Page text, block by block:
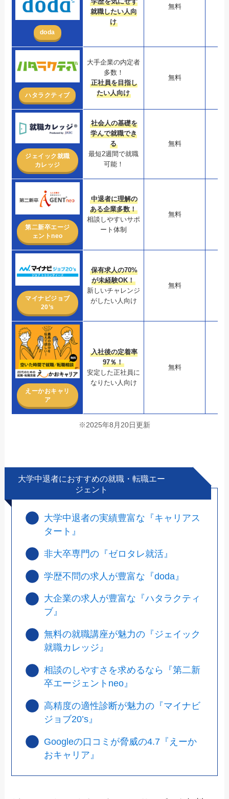
doda
就職したい人向
け
無料
ハタラクティブ
大手企業の内定者
多数！
正社員を目指し
たい人向け
無料
ジェイック就職
カレッジ
社会人の基礎を
学んで就職でき
る
最短2週間で就職
可能！
無料
第二新卒エージ
ェントneo
中退者に理解の
ある企業多数！
相談しやすいサポ
ート体制
無料
マイナビジョブ
20’s
保有求人の70%
が未経験OK！
新しいチャレンジ
がしたい人向け
無料
えーかおキャリ
ア
入社後の定着率
97％！
安定した正社員に
なりたい人向け
無料
※2025年8月20日更新
大学中退者におすすめの就職・転職エー
ジェント
大学中退者の実績豊富な『キャリアス
タート』
非大卒専門の『ゼロタレ就活』
学歴不問の求人が豊富な『doda』
大企業の求人が豊富な『ハタラクティ
ブ』
無料の就職講座が魅力の『ジェイック
就職カレッジ』
相談のしやすさを求めるなら『第二新
卒エージェントneo』
高精度の適性診断が魅力の『マイナビ
ジョブ20’s』
Googleの口コミが脅威の4.7『えーか
おキャリア』